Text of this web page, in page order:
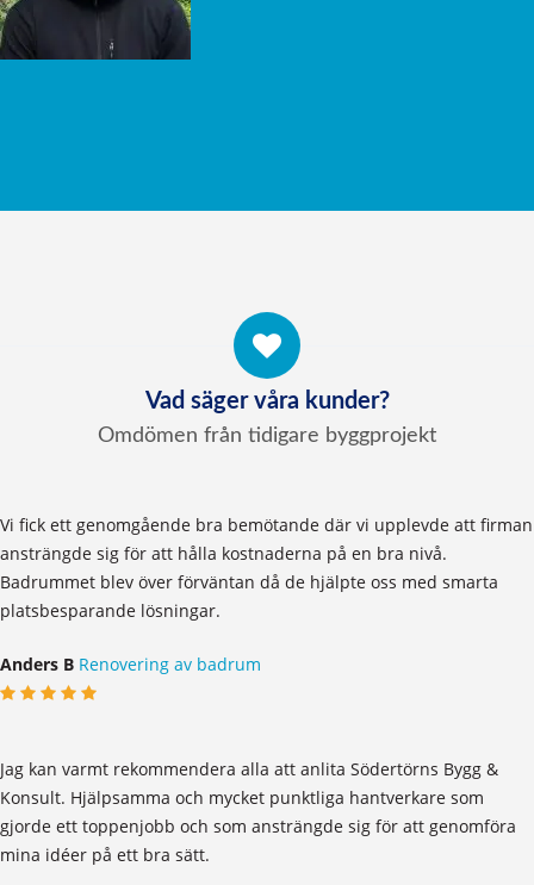
Vad säger våra kunder?
Omdömen från tidigare byggprojekt
Vi fick ett genomgående bra bemötande där vi upplevde att firman
ansträngde sig för att hålla kostnaderna på en bra nivå.
Badrummet blev över förväntan då de hjälpte oss med smarta
platsbesparande lösningar.
Anders B Renovering av badrum
Jag kan varmt rekommendera alla att anlita Södertörns Bygg &
Konsult. Hjälpsamma och mycket punktliga hantverkare som
gjorde ett toppenjobb och som ansträngde sig för att genomföra
mina idéer på ett bra sätt.